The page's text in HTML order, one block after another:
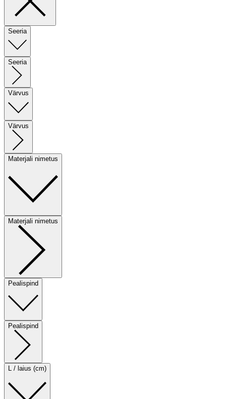
Seeria
Seeria
Värvus
Värvus
Materjali nimetus
Materjali nimetus
Pealispind
Pealispind
L / laius (cm)